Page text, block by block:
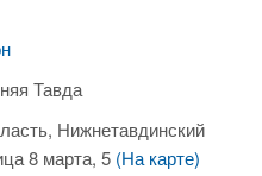
Тавда
Нижнетавдинский
8 марта, 5 (На карте)